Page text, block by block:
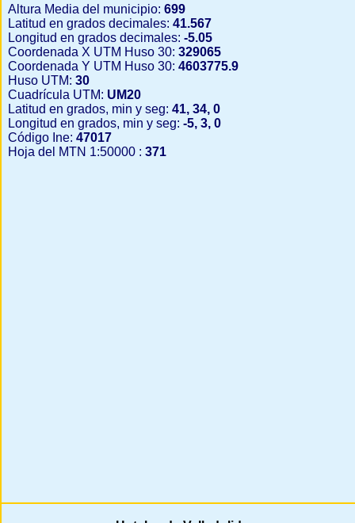
Altura Media del municipio: 699
Latitud en grados decimales: 41.567
Longitud en grados decimales: -5.05
Coordenada X UTM Huso 30: 329065
Coordenada Y UTM Huso 30: 4603775.9
Huso UTM: 30
Cuadrícula UTM: UM20
Latitud en grados, min y seg: 41, 34, 0
Longitud en grados, min y seg: -5, 3, 0
Código Ine: 47017
Hoja del MTN 1:50000 : 371